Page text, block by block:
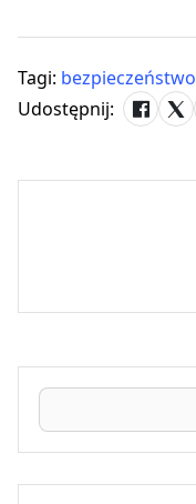
Tagi: bezpieczeństwo
Udostępnij: